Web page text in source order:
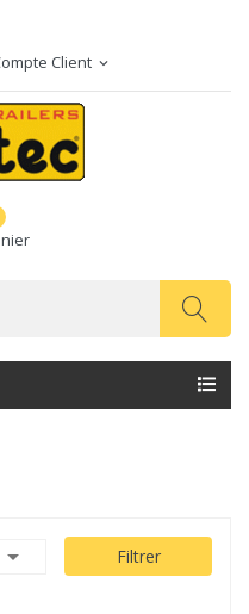
Client expand_more
 Filtrer